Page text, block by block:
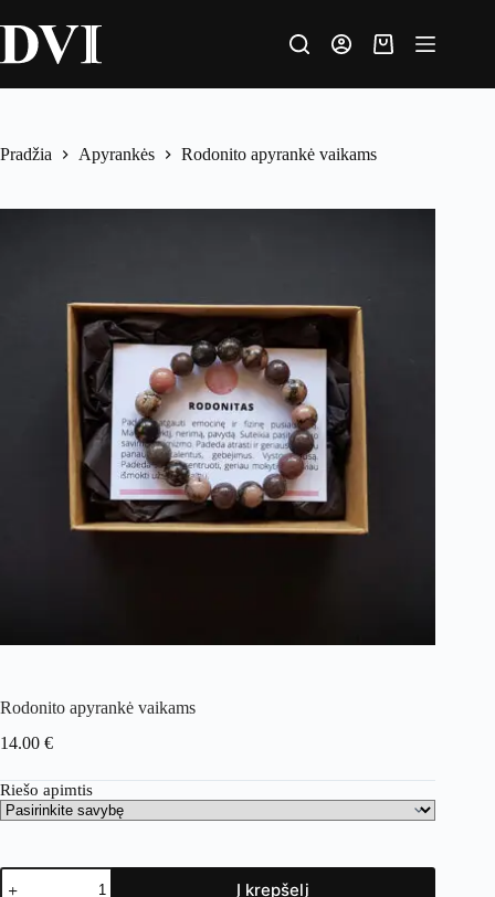
Pradžia Apyrankės Rodonito apyrankė vaikams
Rodonito apyrankė vaikams
14.00 €
Riešo apimtis
Į krepšelį